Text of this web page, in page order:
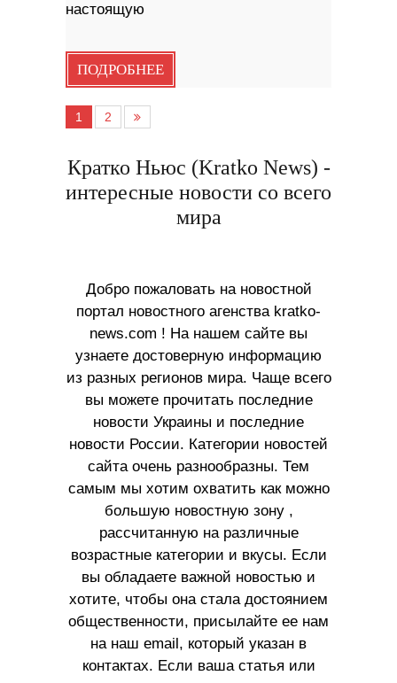
настоящую
ПОДРОБНЕЕ
1 2
Кратко Ньюс (Kratko News) -
интересные новости со всего
мира
Добро пожаловать на новостной
портал новостного агенства kratko-
news.com ! На нашем сайте вы
узнаете достоверную информацию
из разных регионов мира. Чаще всего
вы можете прочитать последние
новости Украины и последние
новости России. Категории новостей
сайта очень разнообразны. Тем
самым мы хотим охватить как можно
большую новостную зону ,
рассчитанную на различные
возрастные категории и вкусы. Если
вы обладаете важной новостью и
хотите, чтобы она стала достоянием
общественности, присылайте ее нам
на наш email, который указан в
контактах. Если ваша статья или